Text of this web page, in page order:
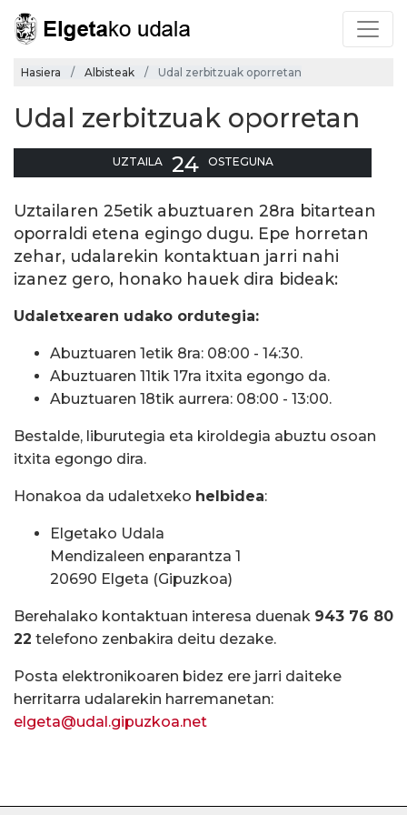
Hasiera Albisteak Udal zerbitzuak oporretan
Udal zerbitzuak oporretan
UZTAILA 24 OSTEGUNA
Uztailaren 25etik abuztuaren 28ra bitartean
oporraldi etena egingo dugu. Epe horretan
zehar, udalarekin kontaktuan jarri nahi
izanez gero, honako hauek dira bideak:
Udaletxearen udako ordutegia:
Abuztuaren 1etik 8ra: 08:00 - 14:30.
Abuztuaren 11tik 17ra itxita egongo da.
Abuztuaren 18tik aurrera: 08:00 - 13:00.
Bestalde, liburutegia eta kiroldegia abuztu osoan
itxita egongo dira.
Honakoa da udaletxeko helbidea:
Elgetako Udala
Mendizaleen enparantza 1
20690 Elgeta (Gipuzkoa)
Berehalako kontaktuan interesa duenak 943 76 80
22 telefono zenbakira deitu dezake.
Posta elektronikoaren bidez ere jarri daiteke
herritarra udalarekin harremanetan:
elgeta@udal.gipuzkoa.net